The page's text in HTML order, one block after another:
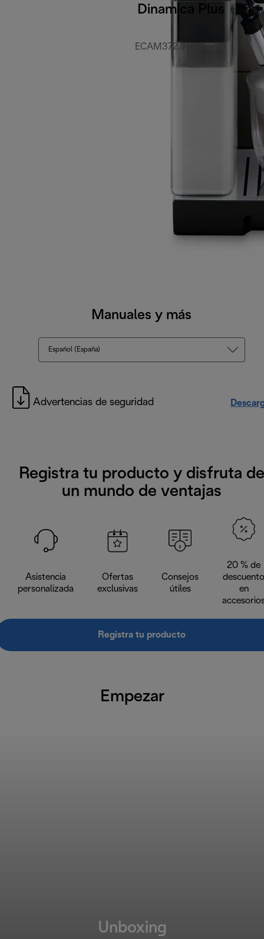
Dinamica Plus
ECAM372.95.TB EX:4
Manuales y más
Español (España)
Advertencias de seguridad
Registra tu producto y disfruta de
un mundo de ventajas
Asistencia
personalizada
Ofertas
exclusivas
Consejos
útiles
20 % de
descuento
en
Registra tu producto
Empezar
Unboxing